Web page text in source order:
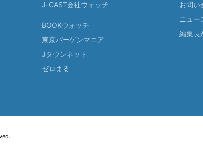
J-CAST会社ウォッチ
BOOKウォッチ
東京バーゲンマニア
Jタウンネット
ゼロまる
お問い
ニュー
編集長